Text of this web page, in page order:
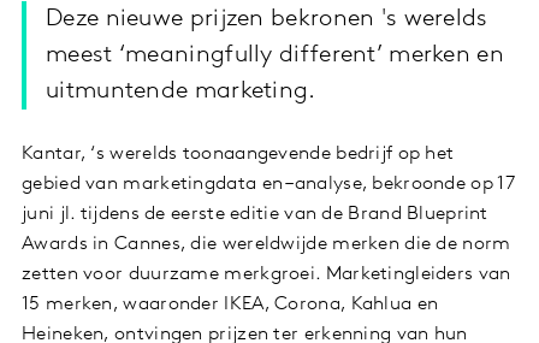
Deze nieuwe prijzen bekronen 's werelds
meest ‘meaningfully different’ merken en
uitmuntende marketing.
Kantar, ‘s werelds toonaangevende bedrijf op het
gebied van marketingdata en –analyse, bekroonde op 17
juni jl. tijdens de eerste editie van de Brand Blueprint
Awards in Cannes, die wereldwijde merken die de norm
zetten voor duurzame merkgroei. Marketingleiders van
15 merken, waaronder IKEA, Corona, Kahlua en
Heineken, ontvingen prijzen ter erkenning van hun